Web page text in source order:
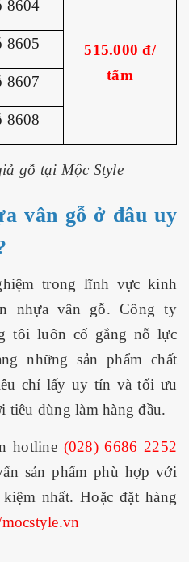
8604
515.000 đ/
tấm
8605
8607
8608
gỗ tại Mộc Style
vân gỗ ở đâu uy
trong lĩnh vực kinh
nhựa vân gỗ. Công ty
tôi luôn cố gắng nỗ lực
những sản phẩm chất
chí lấy uy tín và tối ưu
tiêu dùng làm hàng đầu.
hotline (028) 6686 2252
sản phẩm phù hợp với
nhất. Hoặc đặt hàng